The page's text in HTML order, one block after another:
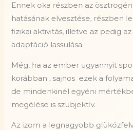
Ennek oka részben az
hatásának elvesztése, részben
fizikai aktivitás, illetve az pedig
adaptáció lassulása.
Még, ha az ember ugyannyit
korábban , sajnos ezek a
de mindenkinél egyéni
megélése is szubjektív.
Az izom a legnagyobb